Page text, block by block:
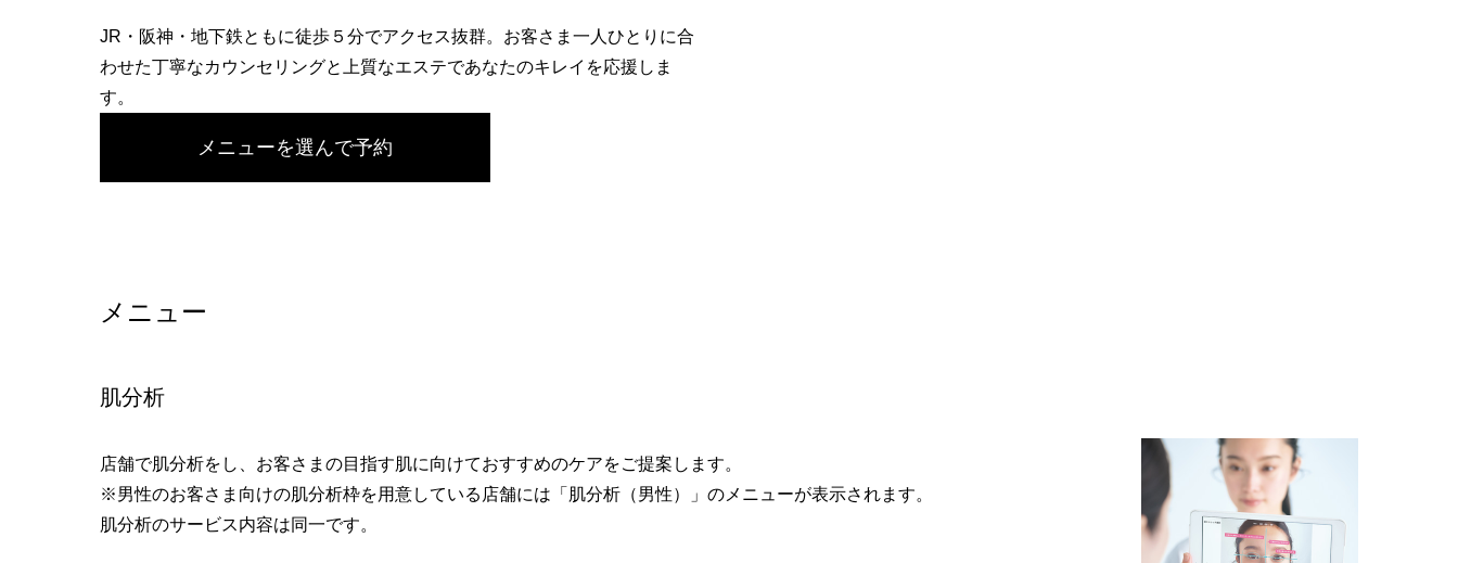
JR・阪神・地下鉄ともに徒歩５分でアクセス抜群。お客さま一人ひとりに合
わせた丁寧なカウンセリングと上質なエステであなたのキレイを応援しま
す。
メニューを選んで予約
メニュー
肌分析
店舗で肌分析をし、お客さまの目指す肌に向けておすすめのケアをご提案します。
※男性のお客さま向けの肌分析枠を用意している店舗には「肌分析（男性）」のメニューが表示されます。
肌分析のサービス内容は同一です。